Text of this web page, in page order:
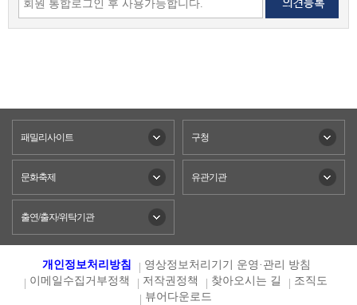
패밀리사이트 구청
문화축제 유관기관
출연/출자/위탁기관
개인정보처리방침
영상정보처리기기 운영·관리 방침
이메일수집거부정책
저작권정책 찾아오시는 길
조직도
뷰어다운로드